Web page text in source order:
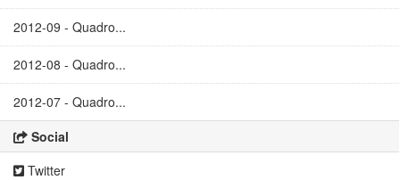
2012-09 - Quadro...
2012-08 - Quadro...
2012-07 - Quadro...
Social
Twitter